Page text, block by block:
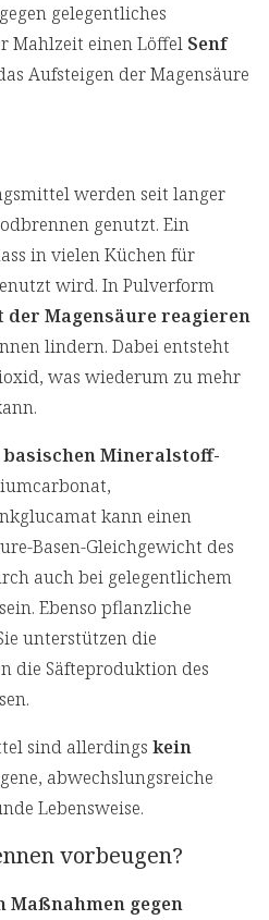
gelegentliches
Mahlzeit einen Löffel Senf
Aufsteigen der Magensäure
werden seit langer
genutzt. Ein
in vielen Küchen für
wird. In Pulverform
der Magensäure reagieren
lindern. Dabei entsteht
was wiederum zu mehr
basischen Mineralstoff-
kann einen
Basen-Gleichgewicht des
auch bei gelegentlichem
Ebenso pflanzliche
unterstützen die
die Säfteproduktion des
sind allerdings kein
abwechslungsreiche
Lebensweise.
vorbeugen?
Maßnahmen gegen